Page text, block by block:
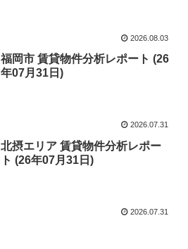
2026.08.03
福岡市 賃貸物件分析レポート (26
年07月31日)
2026.07.31
北摂エリア 賃貸物件分析レポー
ト (26年07月31日)
2026.07.31